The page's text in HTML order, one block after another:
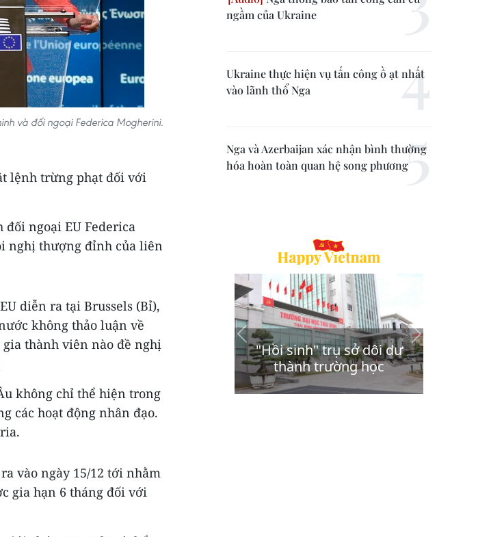
và đối ngoại Federica Mogherini.
lệnh trừng phạt đối với
ngoại EU Federica
nghị thượng đỉnh của liên
diễn ra tại Brussels (Bỉ),
không thảo luận về
thành viên nào đề nghị
không chỉ thể hiện trong
các hoạt động nhân đạo.
vào ngày 15/12 tới nhằm
gia hạn 6 tháng đối với
ngầm của Ukraine
Ukraine thực hiện vụ tấn công ồ ạt nhất
vào lãnh thổ Nga
Nga và Azerbaijan xác nhận bình thường
hóa hoàn toàn quan hệ song phương